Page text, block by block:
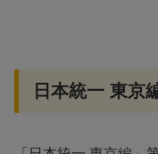
日本統一 東京